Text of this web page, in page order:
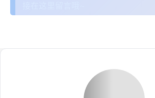
Loading...